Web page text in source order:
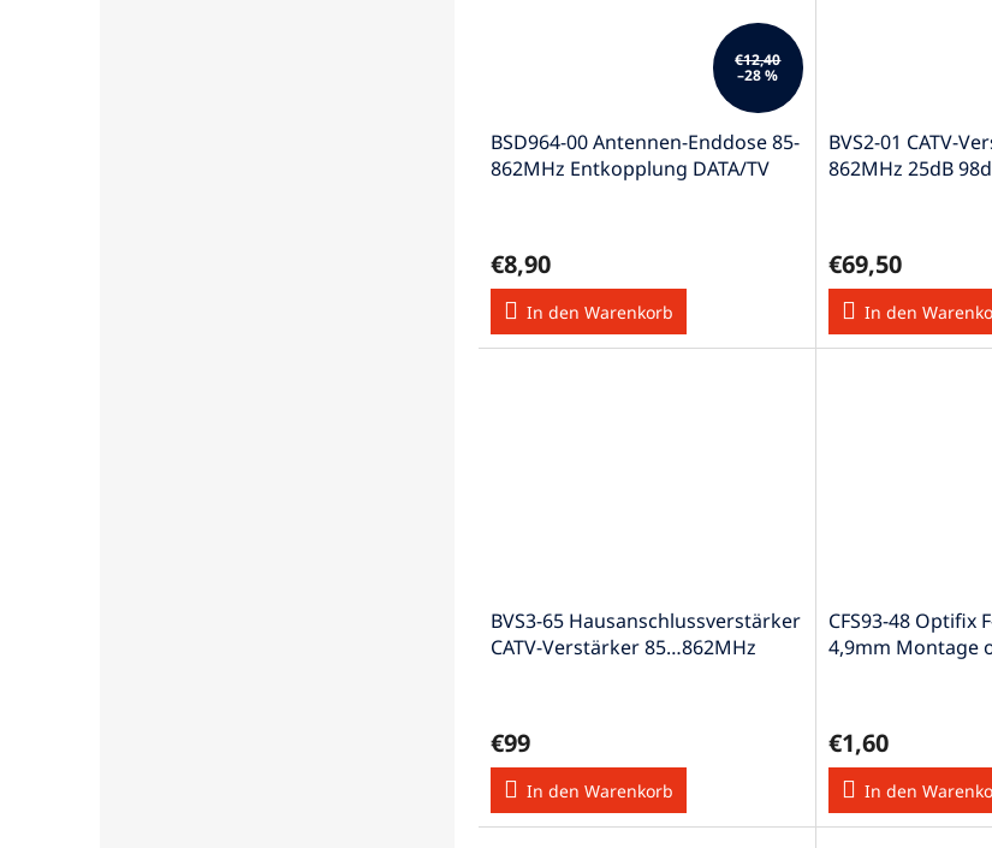
€12,40
–28 %
BSD964-00 Antennen-Enddose 85-
862MHz Entkopplung DATA/TV
€8,90
In den Warenkorb
BVS2-01 CATV-
862MHz 25dB
€69,50
In den
BVS3-65 Hausanschlussverstärker
CATV-Verstärker 85…862MHz
€99
In den Warenkorb
CFS93-48 Optifix
4,9mm Montage
€1,60
In den